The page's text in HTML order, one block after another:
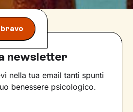
newsletter
nella tua email tanti spunti
benessere psicologico.